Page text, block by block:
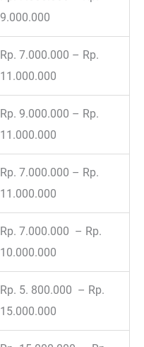
9.000.000
Rp. 7.000.000 – Rp.
11.000.000
Rp. 9.000.000 – Rp.
11.000.000
Rp. 7.000.000 – Rp.
11.000.000
Rp. 7.000.000 – Rp.
10.000.000
Rp. 5. 800.000 – Rp.
15.000.000